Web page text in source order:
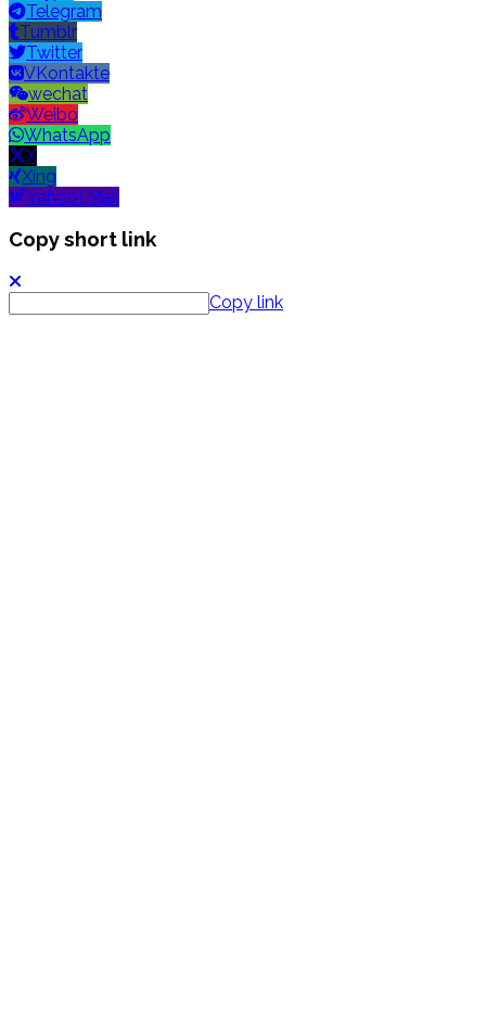
Telegram
Tumblr
Twitter
VKontakte
wechat
Weibo
WhatsApp
X
Xing
Yahoo! Mail
Copy short link
Copy link